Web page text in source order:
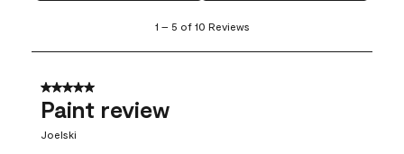
5
10
Reviews
1 – 5 of 10 Reviews
5 out of 5 stars.
Paint review
Joelski